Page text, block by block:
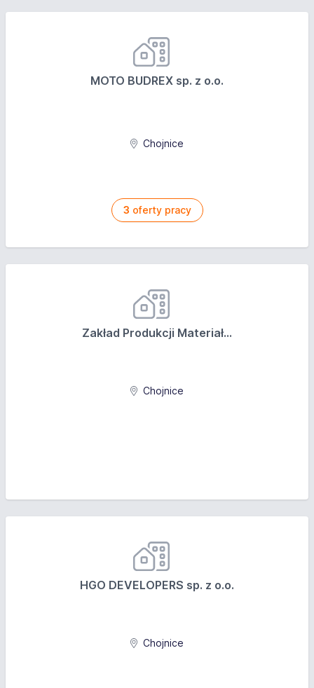
MOTO BUDREX sp. z o.o.
Chojnice
3 oferty pracy
Zakład Produkcji Materiał...
Chojnice
HGO DEVELOPERS sp. z o.o.
Chojnice